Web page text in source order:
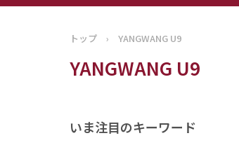
トップページ
お知らせ
トップ › YANGWANG U9
YANGWANG U9
いま注目のキーワード